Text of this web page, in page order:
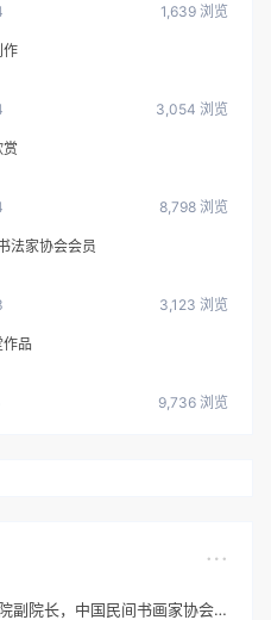
1,639 浏览
作
3,054 浏览
8,798 浏览
法家协会会员
3,123 浏览
作品
9,736 浏览
黄介艺-中国国画院副院长，中国民间书画家协会副主席